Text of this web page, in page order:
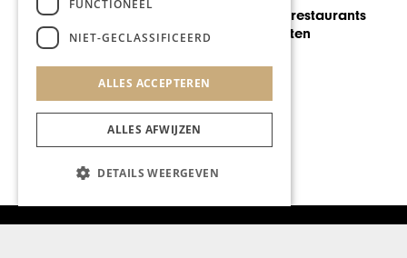
Winefair en vijf restaurants
bundelen krachten
FUNCTIONEEL
NIET-GECLASSIFICEERD
ALLES ACCEPTEREN
ALLES AFWIJZEN
DETAILS WEERGEVEN